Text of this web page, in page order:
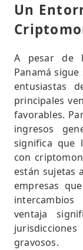
Un
A pesar de
Panamá
entusiastas
principales
favorables.
ingresos
significa que
con
están sujetas
empresas
ventaja
gravosos.